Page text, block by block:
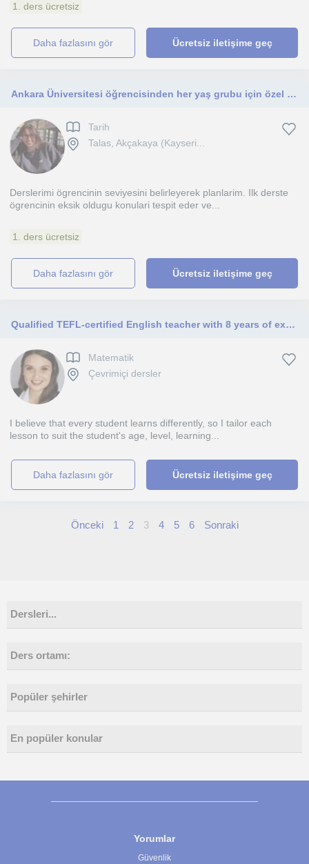
1. ders ücretsiz
daha fazlasını gör Ücretsiz iletişime geç
Ankara Üniversitesi öğrencisinden her yaş grubu için özel ders
Tarih
Talas, Akçakaya (Kayseri...
Derslerimi ögrencinin seviyesini belirleyerek planlarim. Ilk derste
ögrencinin eksik oldugu konulari tespit eder ve...
1. ders ücretsiz
daha fazlasını gör Ücretsiz iletişime geç
Qualified TEFL-certified English teacher with 8 years of experience teaching online English lessons for children and adults.
Matematik
Çevrimiçi dersler
I believe that every student learns differently, so I tailor each
lesson to suit the student's age, level, learning...
daha fazlasını gör Ücretsiz iletişime geç
Önceki 1 2 3 4 5 6 Sonraki
Dersleri...
Ders ortamı:
Popüler şehirler
En popüler konular
Yorumlar
Güvenlik